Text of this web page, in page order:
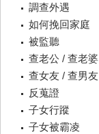
調查外遇
如何挽回家庭
被監聽
查老公 / 查老婆
查女友 / 查男友
反蒐證
子女行蹤
子女被霸凌